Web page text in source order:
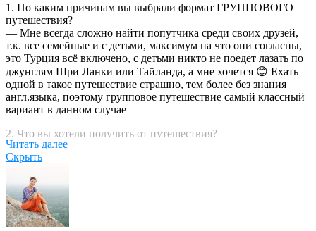
1. По каким причинам вы выбрали формат ГРУППОВОГО
путешествия?
— Мне всегда сложно найти попутчика среди своих друзей,
т.к. все семейные и с детьми, максимум на что они согласны,
это Турция всё включено, с детьми никто не поедет лазать по
джунглям Шри Ланки или Тайланда, а мне хочется 😊 Ехать
одной в такое путешествие страшно, тем более без знания
англ.языка, поэтому групповое путешествие самый классный
вариант в данном случае
2. Что вы хотели получить от путешествия?
— От путешествия конечно хочется получить новые
впечатления и положительные эмоции, хочется забыть о
3. Что для вас было важно при выборе исполнителя
путешествия (программа, организатор, время путешествия,
что то свое? Что послужило решающим фактором принятия
Читать далее
Скрыть